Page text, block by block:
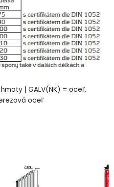
| GALV(NK) = oceľ,
oceľ